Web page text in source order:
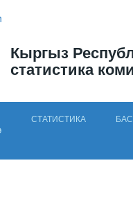
Кыргыз
статистика
СТАТИСТИКА